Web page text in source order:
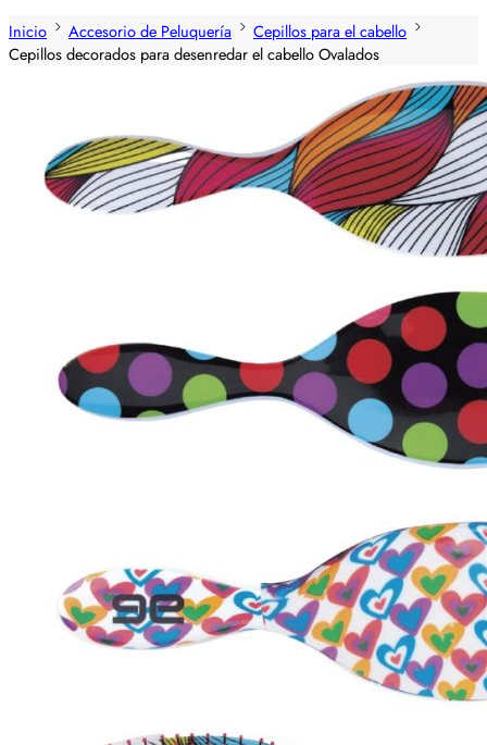
Inicio
Accesorio de Peluquería
Cepillos para el cabello
Cepillos decorados para desenredar el cabello Ovalados